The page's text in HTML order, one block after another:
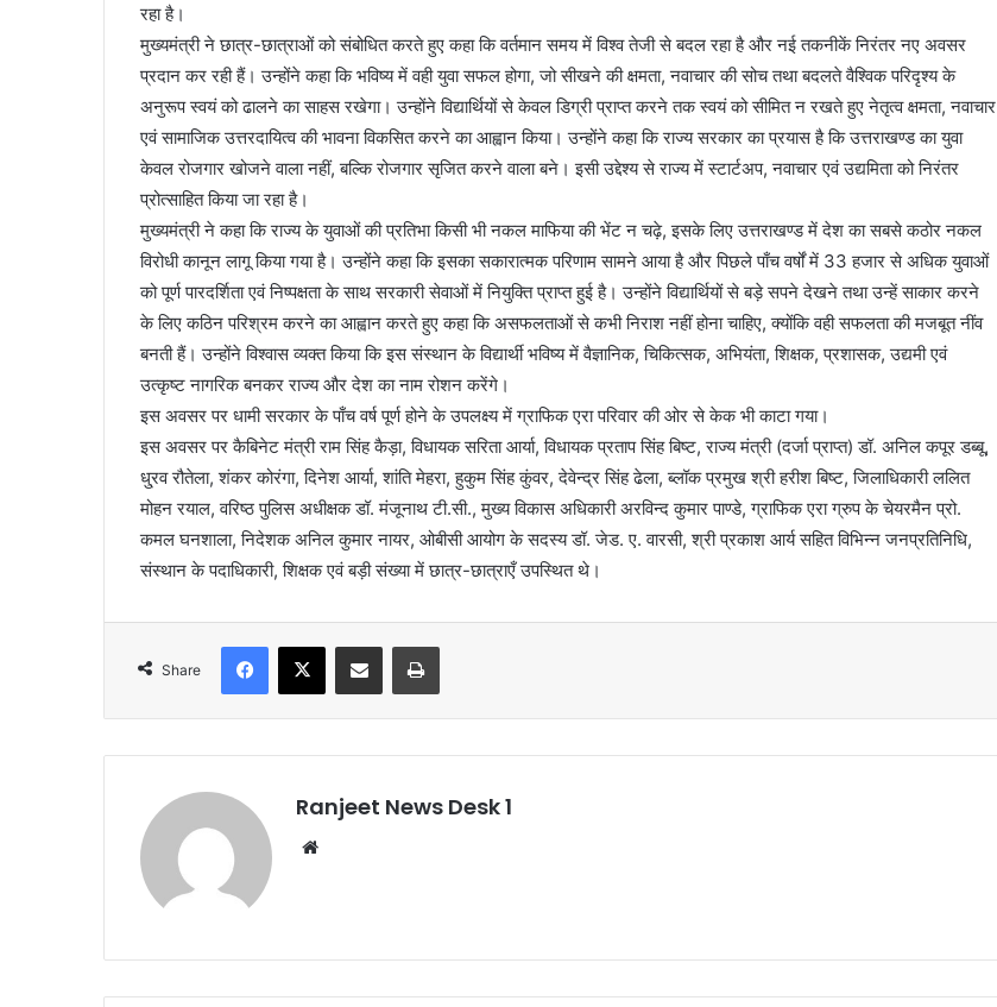
रहा है।
मुख्यमंत्री ने छात्र-छात्राओं को संबोधित करते हुए कहा कि वर्तमान समय में विश्व तेजी से बदल रहा है और नई तकनीकें निरंतर नए अवसर
प्रदान कर रही हैं। उन्होंने कहा कि भविष्य में वही युवा सफल होगा, जो सीखने की क्षमता, नवाचार की सोच तथा बदलते वैश्विक परिदृश्य के
अनुरूप स्वयं को ढालने का साहस रखेगा। उन्होंने विद्यार्थियों से केवल डिग्री प्राप्त करने तक स्वयं को सीमित न रखते हुए नेतृत्व क्षमता, नवाचार
एवं सामाजिक उत्तरदायित्व की भावना विकसित करने का आह्वान किया। उन्होंने कहा कि राज्य सरकार का प्रयास है कि उत्तराखण्ड का युवा
केवल रोजगार खोजने वाला नहीं, बल्कि रोजगार सृजित करने वाला बने। इसी उद्देश्य से राज्य में स्टार्टअप, नवाचार एवं उद्यमिता को निरंतर
प्रोत्साहित किया जा रहा है।
मुख्यमंत्री ने कहा कि राज्य के युवाओं की प्रतिभा किसी भी नकल माफिया की भेंट न चढ़े, इसके लिए उत्तराखण्ड में देश का सबसे कठोर नकल
विरोधी कानून लागू किया गया है। उन्होंने कहा कि इसका सकारात्मक परिणाम सामने आया है और पिछले पाँच वर्षों में 33 हजार से अधिक युवाओं
को पूर्ण पारदर्शिता एवं निष्पक्षता के साथ सरकारी सेवाओं में नियुक्ति प्राप्त हुई है। उन्होंने विद्यार्थियों से बड़े सपने देखने तथा उन्हें साकार करने
के लिए कठिन परिश्रम करने का आह्वान करते हुए कहा कि असफलताओं से कभी निराश नहीं होना चाहिए, क्योंकि वही सफलता की मजबूत नींव
बनती हैं। उन्होंने विश्वास व्यक्त किया कि इस संस्थान के विद्यार्थी भविष्य में वैज्ञानिक, चिकित्सक, अभियंता, शिक्षक, प्रशासक, उद्यमी एवं
उत्कृष्ट नागरिक बनकर राज्य और देश का नाम रोशन करेंगे।
इस अवसर पर धामी सरकार के पाँच वर्ष पूर्ण होने के उपलक्ष्य में ग्राफिक एरा परिवार की ओर से केक भी काटा गया।
इस अवसर पर कैबिनेट मंत्री राम सिंह कैड़ा, विधायक सरिता आर्या, विधायक प्रताप सिंह बिष्ट, राज्य मंत्री (दर्जा प्राप्त) डॉ. अनिल कपूर डब्बू,
धु्रव रौतेला, शंकर कोरंगा, दिनेश आर्या, शांति मेहरा, हुकुम सिंह कुंवर, देवेन्द्र सिंह ढेला, ब्लॉक प्रमुख श्री हरीश बिष्ट, जिलाधिकारी ललित
मोहन रयाल, वरिष्ठ पुलिस अधीक्षक डॉ. मंजूनाथ टी.सी., मुख्य विकास अधिकारी अरविन्द कुमार पाण्डे, ग्राफिक एरा ग्रुप के चेयरमैन प्रो.
कमल घनशाला, निदेशक अनिल कुमार नायर, ओबीसी आयोग के सदस्य डॉ. जेड. ए. वारसी, श्री प्रकाश आर्य सहित विभिन्न जनप्रतिनिधि,
संस्थान के पदाधिकारी, शिक्षक एवं बड़ी संख्या में छात्र-छात्राएँ उपस्थित थे।
Share
Ranjeet News Desk 1